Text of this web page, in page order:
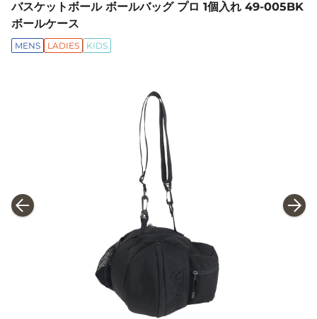
バスケットボール ボールバッグ プロ 1個入れ 49-005BK
ボールケース
MENS LADIES KIDS